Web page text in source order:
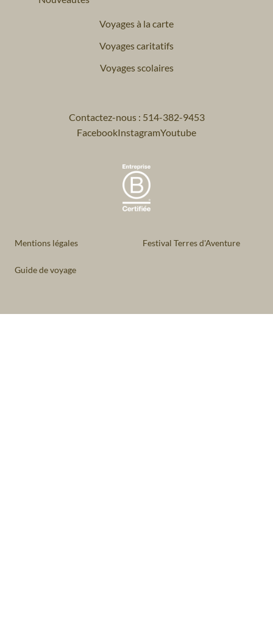
Voyages à la carte
Voyages caritatifs
Voyages scolaires
Contactez-nous : 514-382-9453
FacebookInstagramYoutube
Mentions légales Festival Terres d'Aventure
Guide de voyage